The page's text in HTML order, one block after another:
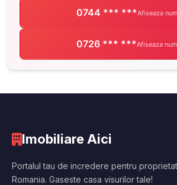
0744 *** ***Afiseaza
0726 *** ***Afiseaza
Imobiliare Aici
Portalul tau de incredere pentru
Romania. Gaseste casa visurilor tale!